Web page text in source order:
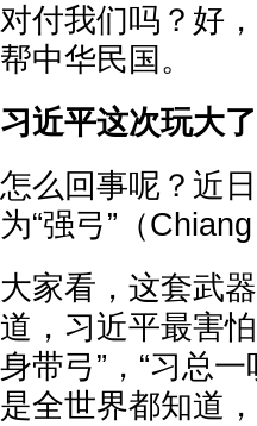
对付我们吗？好
帮中华民国。
习近平这次玩大了
怎么回事呢？近
为“强弓”（
大家看，这套武
道，习近平最害
身带弓”，“习总
是全世界都知道